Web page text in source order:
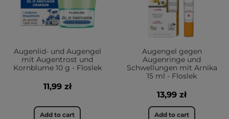
Augenlid- und Augengel
mit Augentrost und
Kornblume 10 g - Floslek
11,99 zł
Add to cart
Augengel gegen
Augenringe und
Schwellungen mit Arnika
15 ml - Floslek
13,99 zł
Add to cart